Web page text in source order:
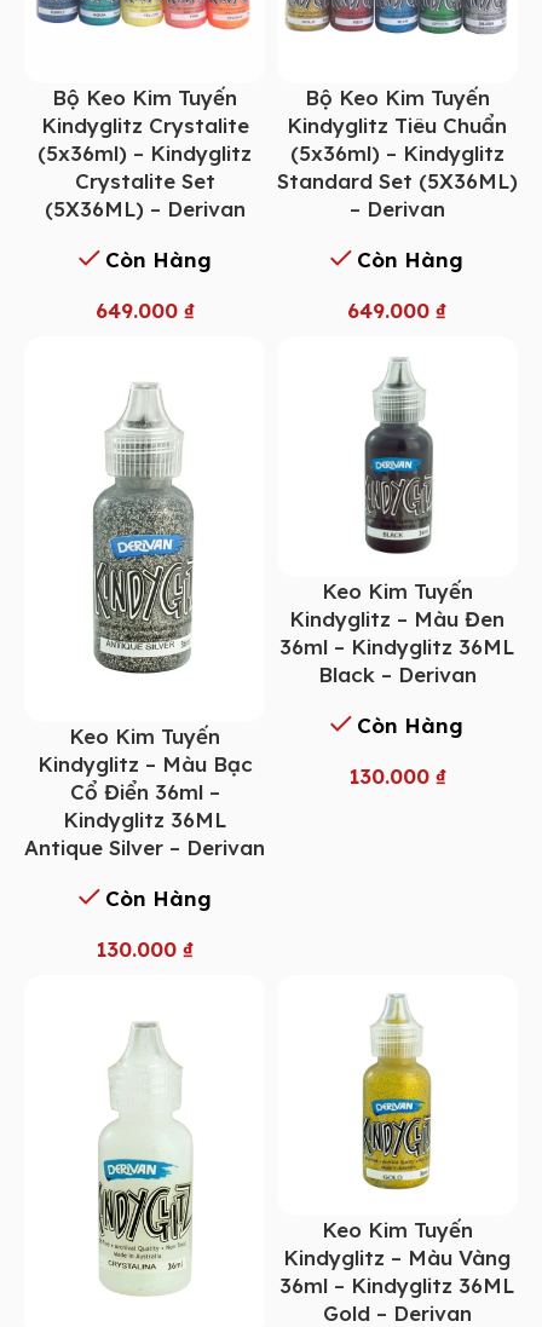
Bộ Keo Kim Tuyến
Kindyglitz Crystalite
(5x36ml) – Kindyglitz
Crystalite Set
(5X36ML) – Derivan
Còn Hàng
649.000 ₫
Bộ Keo Kim Tuyến
Kindyglitz Tiêu Chuẩn
(5x36ml) – Kindyglitz
Standard Set (5X36ML)
– Derivan
Còn Hàng
649.000₫
Keo Kim Tuyến
Kindyglitz – Màu Bạc
Cổ Điển 36ml –
Kindyglitz 36ML
Antique Silver – Derivan
Còn Hàng
130.000 ₫
Keo Kim Tuyến
Kindyglitz – Màu Đen
36ml – Kindyglitz 36ML
Black – Derivan
Còn Hàng
130.000 ₫
Keo Kim Tuyến
Kindyglitz – Màu Vàng
36ml – Kindyglitz 36ML
Gold – Derivan